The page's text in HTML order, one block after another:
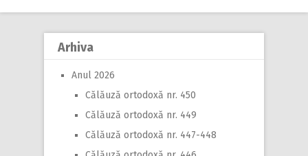
Arhiva
Anul 2026
Călăuză ortodoxă nr. 450
Călăuză ortodoxă nr. 449
Călăuză ortodoxă nr. 447-448